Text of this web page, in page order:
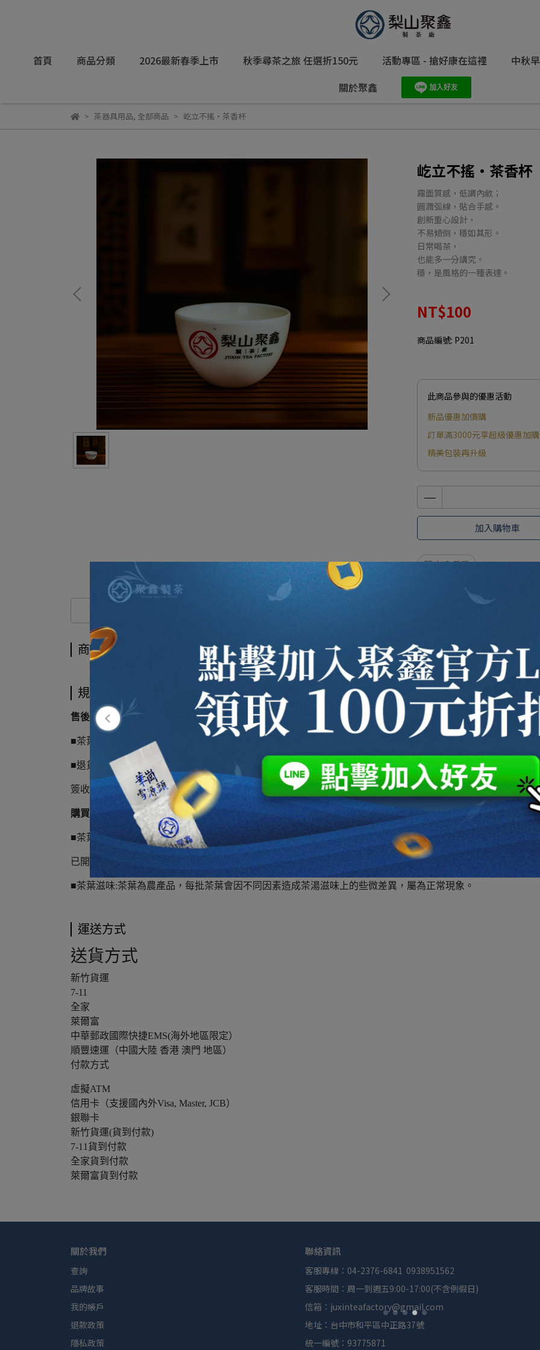
首頁 商品分類 2026最新春季上市 秋季尋茶之旅 任選折150元 活動專區 - 搶好康在這裡
中秋
關於聚鑫
茶器具用品, 全部商品 屹立不搖・茶香杯
屹立不搖・茶香杯
霧面質感，低調內斂；
圓潤弧線，貼合手感。
創新重心設計，
不易傾倒，穩如其形。
日常喝茶，
也能多一分講究。
穩，是風格的一種表達。
NT$100
商品編號: P201
此商品參與的優惠活動
新品優惠加價購
訂單滿3000元享超級優惠加
精美包裝再升級
加入購物車
加入最愛
商品介紹
規格說明
售後服務
■茶葉相關諮詢:可以利用社群FB、LINE來詢問茶葉相關資訊
■退貨服務:由消費者完成簽收取件的隔日開始算起至第7天止，為七日鑑賞期限。
簽收取件後如有不適合的產品，請於七日內申請退貨。
購買注意事項
■茶葉保存:未開封：真空狀態下可保存2年，請放置常溫室內、避免潮濕及陽光曝曬。
已開封：建議15天內飲用完畢，並且密封袋口。
■茶葉滋味:茶葉為農產品，每批茶葉會因不同因素造成茶湯滋味上的些微差異，屬為正常現象。
運送方式
送貨方式
新竹貨運
7-11
全家
萊爾富
中華郵政國際快捷EMS(海外地區限定）
順豐速運（中國大陸 香港 澳門 地區）
付款方式
虛擬ATM
信用卡（支援國內外Visa, Master, JCB）
銀聯卡
新竹貨運(貨到付款)
7-11貨到付款
全家貨到付款
萊爾富貨到付款
關於我們
查詢
品牌故事
我的帳戶
退款政策
隱私政策
聯絡資訊
客服專線：04-2376-6841  0938951562
客服時間：周一到週五9:00-17:00(不含例假日)
信箱：juxinteafactory@gmail.com
地址：台中市和平區中正路37號
統一編號：93775871